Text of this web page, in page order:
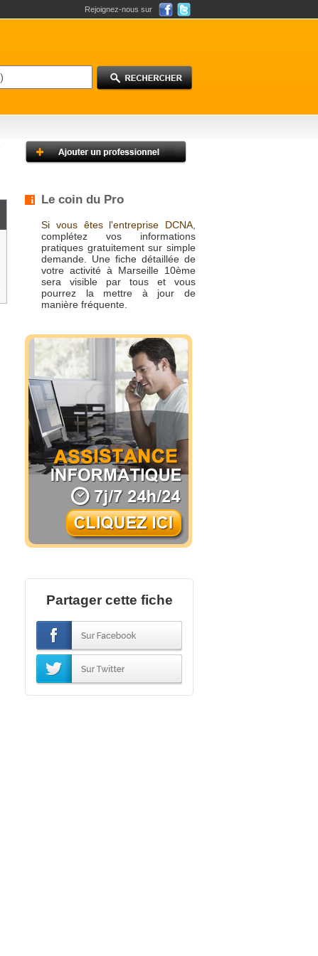
Rejoignez-nous sur
Le coin du Pro
Si vous êtes l'entreprise DCNA,
complétez vos informations
pratiques gratuitement sur simple
demande. Une fiche détaillée de
votre activité à Marseille 10ème
sera visible par tous et vous
pourrez la mettre à jour de
manière fréquente.
Partager cette fiche